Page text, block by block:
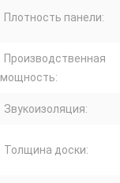
Плотность панели:
Производственная
мощность:
Звукоизоляция:
Толщина доски: